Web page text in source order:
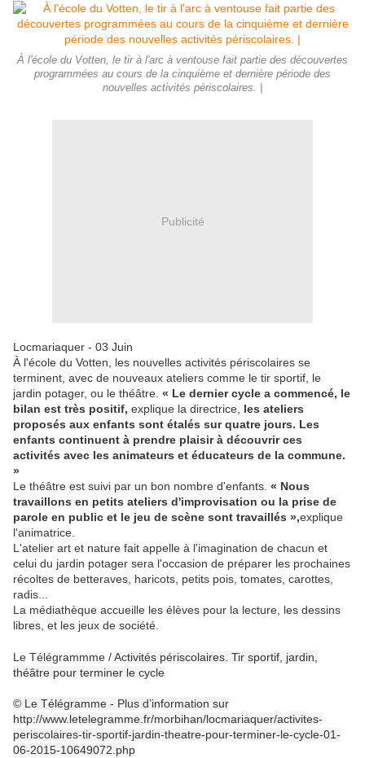
À l'école du Votten, le tir à l'arc à ventouse fait partie des découvertes
programmées au cours de la cinquième et dernière période des
nouvelles activités périscolaires. |
Publicité
Locmariaquer - 03 Juin
À l'école du Votten, les nouvelles activités périscolaires se
terminent, avec de nouveaux ateliers comme le tir sportif, le
jardin potager, ou le théâtre. « Le dernier cycle a commencé, le
bilan est très positif, explique la directrice, les ateliers
proposés aux enfants sont étalés sur quatre jours. Les
enfants continuent à prendre plaisir à découvrir ces
activités avec les animateurs et éducateurs de la commune.
»
Le théâtre est suivi par un bon nombre d'enfants. « Nous
travaillons en petits ateliers d'improvisation ou la prise de
parole en public et le jeu de scène sont travaillés »,explique
l'animatrice.
L'atelier art et nature fait appelle à l'imagination de chacun et
celui du jardin potager sera l'occasion de préparer les prochaines
récoltes de betteraves, haricots, petits pois, tomates, carottes,
radis...
La médiathèque accueille les élèves pour la lecture, les dessins
libres, et les jeux de société.
Le Télégrammme / Activités périscolaires. Tir sportif, jardin,
théâtre pour terminer le cycle
© Le Télégramme - Plus d’information sur
http://www.letelegramme.fr/morbihan/locmariaquer/activites-
periscolaires-tir-sportif-jardin-theatre-pour-terminer-le-cycle-01-
06-2015-10649072.php